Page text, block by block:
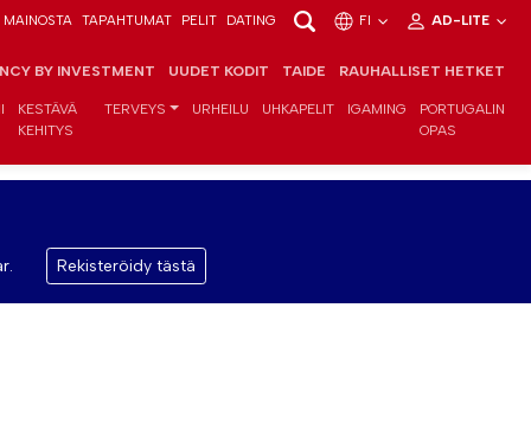
MAINOSTA TAPAHTUMAT PELIT DATING FI AD-LITE
BY INVESTMENT UUDET KODIT TAIDE RAUHALLISET HETKET
KESTÄVÄ
KEHITYS
TERVEYS URHEILU UHKAPELIT IGAMING
PORTUGALIN
OPAS
Rekisteröidy tästä